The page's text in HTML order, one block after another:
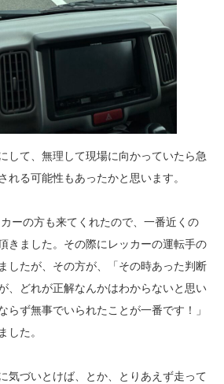
して、無理して現場に向かっていたら急
れる可能性もあったかと思います。
ーの方も来てくれたので、一番近くの
きました。その際にレッカーの運転手の
したが、その方が、「その時あった判断
、どれが正解なんかはわからないと思い
らず無事でいられたことが一番です！」
した。
気づいとけば、とか、とりあえず走って